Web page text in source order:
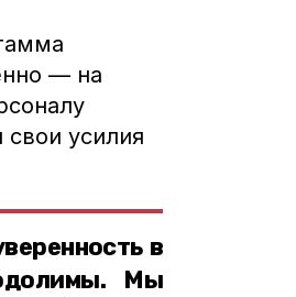
— на
усилия
в
Мы